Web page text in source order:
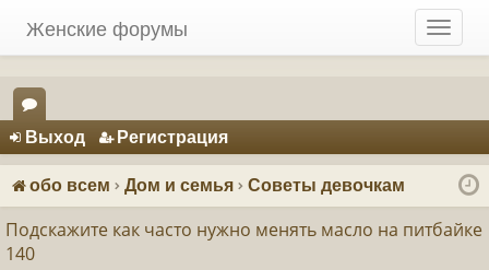
T
o
l
n
v
i
Женские форумы
Регистрация
ор
ум
Выход Регистрация
обо всем Дом и семья Советы девочкам
Подскажите как часто нужно менять масло на питбайке
140